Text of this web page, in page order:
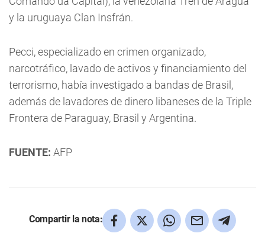
y la uruguaya Clan Insfrán.
Pecci, especializado en crimen organizado,
narcotráfico, lavado de activos y financiamiento del
terrorismo, había investigado a bandas de Brasil,
además de lavadores de dinero libaneses de la Triple
Frontera de Paraguay, Brasil y Argentina.
FUENTE: AFP
Compartir la nota: